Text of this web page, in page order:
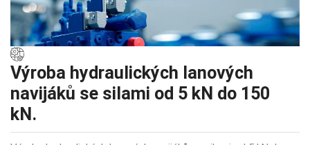
Výroba hydraulických lanových
navijáků se silami od 5 kN do 150
kN.